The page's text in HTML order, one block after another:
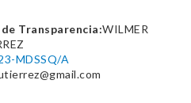
Transparencia:WILMER
MDSSQ/A